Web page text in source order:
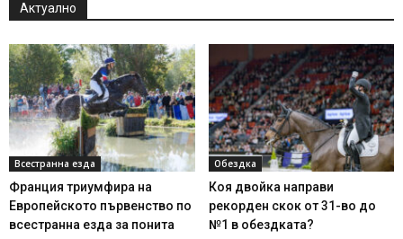
Актуално
Всестранна езда
Франция триумфира на
Европейското първенство по
всестранна езда за понита
Обездка
Коя двойка направи
рекорден скок от 31-во до
№1 в обездката?